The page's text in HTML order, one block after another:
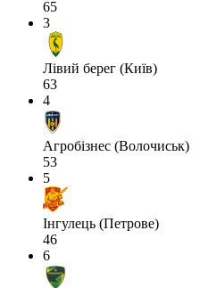
65
3
Лівий берег (Київ)
63
4
Агробізнес (Волочиськ)
53
5
Інгулець (Петрове)
46
6